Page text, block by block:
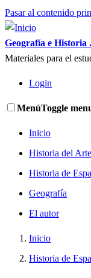
Pasar al contenido
Geografía e Historia
Materiales para el
Login
MenúToggle
Inicio
Historia del Arte
Historia de
Geografía
El autor
Inicio
Historia de